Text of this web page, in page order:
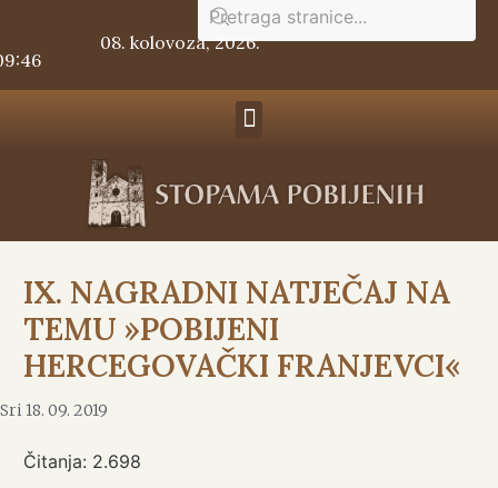
08. kolovoza, 2026.
IX. NAGRADNI NATJEČAJ NA
TEMU »POBIJENI
HERCEGOVAČKI FRANJEVCI«
Sri 18. 09. 2019
Čitanja: 2.698